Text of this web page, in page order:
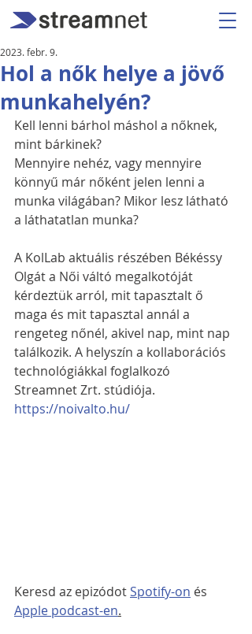
Hol a nők helye a jövő
munkahelyén?
2023. febr. 9.
Kell lenni bárhol máshol a nőknek,
mint bárkinek?
Mennyire nehéz, vagy mennyire
könnyű már nőként jelen lenni a
munka világában? Mikor lesz látható
a láthatatlan munka?
A KolLab aktuális részében Békéssy
Olgát a Női váltó megalkotóját
kérdeztük arról, mit tapasztalt ő
maga és mit tapasztal annál a
rengeteg nőnél, akivel nap, mint nap
találkozik. A helyszín a kollaborációs
technológiákkal foglalkozó
Streamnet Zrt. stúdiója.
https://noivalto.hu/
Keresd az epizódot Spotify-on és
Apple podcast-en.